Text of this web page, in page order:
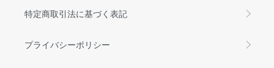
特定商取引法に基づく表記
プライバシーポリシー